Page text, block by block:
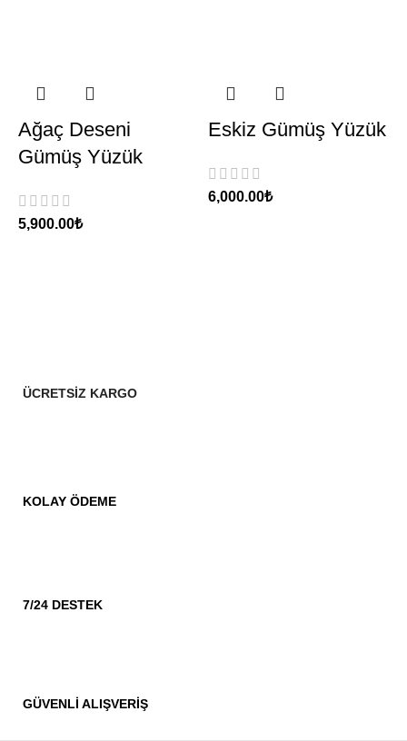
Ağaç Deseni
Gümüş Yüzük
₺
Eskiz Gümüş Yüzük
₺
ÜCRETSİZ KARGO
KOLAY ÖDEME
7/24 DESTEK
GÜVENLİ ALIŞVERİŞ